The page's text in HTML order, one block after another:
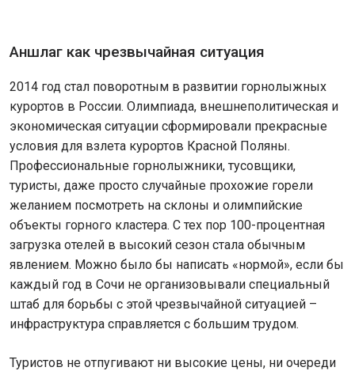
Аншлаг как чрезвычайная ситуация
2014 год стал поворотным в развитии горнолыжных
курортов в России. Олимпиада, внешнеполитическая и
экономическая ситуации сформировали прекрасные
условия для взлета курортов Красной Поляны.
Профессиональные горнолыжники, тусовщики,
туристы, даже просто случайные прохожие горели
желанием посмотреть на склоны и олимпийские
объекты горного кластера. С тех пор 100-процентная
загрузка отелей в высокий сезон стала обычным
явлением. Можно было бы написать «нормой», если бы
каждый год в Сочи не организовывали специальный
штаб для борьбы с этой чрезвычайной ситуацией –
инфраструктура справляется с большим трудом.
Туристов не отпугивают ни высокие цены, ни очереди